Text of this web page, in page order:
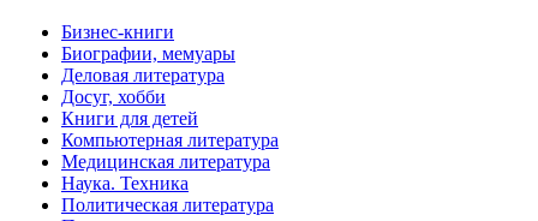
Бизнес-книги
Биографии, мемуары
Деловая литература
Досуг, хобби
Книги для детей
Компьютерная литература
Медицинская литература
Наука. Техника
Политическая литература